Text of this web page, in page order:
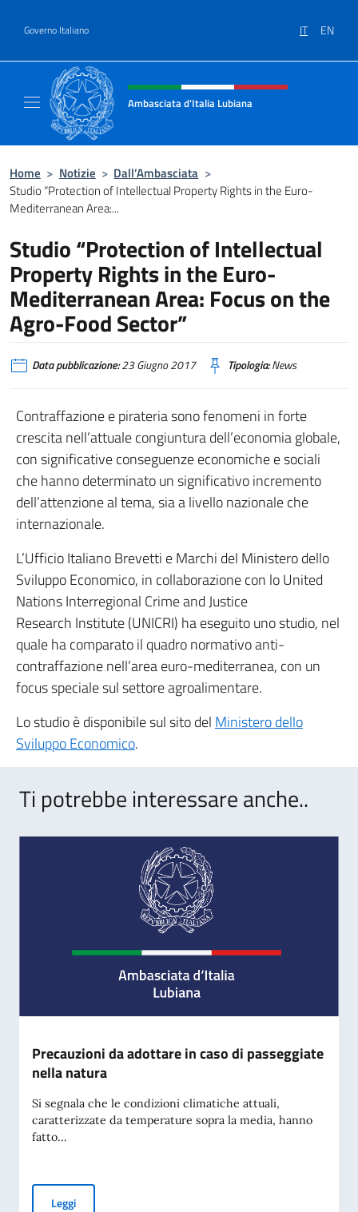
Governo Italiano IT EN
Intestazione sito, social e menù
Ambasciata d'Italia Lubiana
Home > Notizie > Dall’Ambasciata >
Studio “Protection of Intellectual Property Rights in the Euro-
Mediterranean Area:...
Studio “Protection of Intellectual
Property Rights in the Euro-
Mediterranean Area: Focus on the
Agro-Food Sector”
Data pubblicazione:23 Giugno 2017 Tipologia:News
Contraffazione e pirateria sono fenomeni in forte
crescita nell’attuale congiuntura dell’economia globale,
con significative conseguenze economiche e sociali
che hanno determinato un significativo incremento
dell’attenzione al tema, sia a livello nazionale che
internazionale.
L’Ufficio Italiano Brevetti e Marchi del Ministero dello
Sviluppo Economico, in collaborazione con lo United
Nations Interregional Crime and Justice
Research Institute (UNICRI) ha eseguito uno studio, nel
quale ha comparato il quadro normativo anti-
contraffazione nell’area euro-mediterranea, con un
focus speciale sul settore agroalimentare.
Lo studio è disponibile sul sito del Ministero dello
Sviluppo Economico.
Ti potrebbe interessare anche..
Precauzioni da adottare in caso di passeggiate
nella natura
Si segnala che le condizioni climatiche attuali,
caratterizzate da temperature sopra la media, hanno
fatto...
LeggiPrecauzioni da adottare in caso di passeggiate nella natura